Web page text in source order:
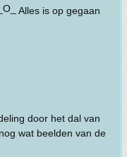
Alles is op gegaan
door het dal van
wat beelden van de